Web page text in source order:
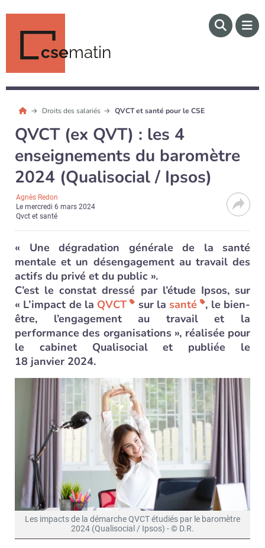
csematin
Droits des salariés QVCT et santé pour le CSE
QVCT (ex QVT) : les 4
enseignements du baromètre
2024 (Qualisocial / Ipsos)
Agnès Redon
Lemercredi 6 mars 2024
Qvct et santé
« Une dégradation générale de la santé
mentale et un désengagement au travail des
actifs du privé et du public ».
C’est le constat dressé par l’étude Ipsos, sur
« L’impact de la QVCT sur lasanté
, le bien-
être, l’engagement au travail et la
performance des organisations », réalisée pour
le cabinet Qualisocial et publiée le
18 janvier 2024.
Les impacts de la démarche QVCT étudiés par le baromètre
2024 (Qualisocial / Ipsos) - © D.R.